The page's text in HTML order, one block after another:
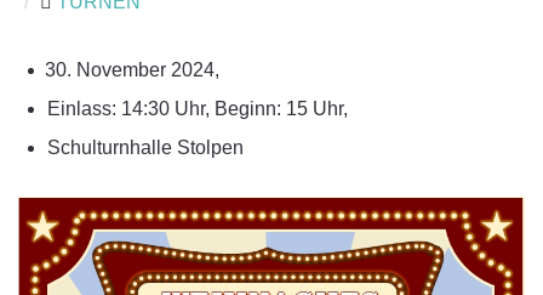
November 2024,
Einlass: 14:30 Uhr, Beginn: 15 Uhr,
Schulturnhalle Stolpen